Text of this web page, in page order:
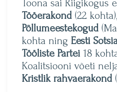
Toona sai Riigikogus
Tööerakond (22 kohta),
Põllumeestekogud
kohta ning Eesti
Tööliste Partei 18
Koalitsiooni võeti
Kristlik rahvaerakond